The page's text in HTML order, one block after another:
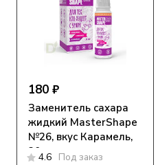
180 ₽
Заменитель сахара
жидкий MasterShape
№26, вкус Карамель,
30мл
4.6 Под заказ